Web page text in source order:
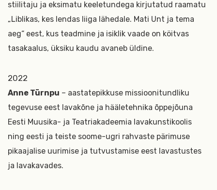
stiilitaju ja eksimatu keeletundega kirjutatud raamatu
„Liblikas, kes lendas liiga lähedale. Mati Unt ja tema
aeg“ eest, kus teadmine ja isiklik vaade on köitvas
tasakaalus, üksiku kaudu avaneb üldine.
2022
Anne Türnpu – aastatepikkuse missioonitundliku
tegevuse eest lavakõne ja hääletehnika õppejõuna
Eesti Muusika- ja Teatriakadeemia lavakunstikoolis
ning eesti ja teiste soome-ugri rahvaste pärimuse
pikaajalise uurimise ja tutvustamise eest lavastustes
ja lavakavades.